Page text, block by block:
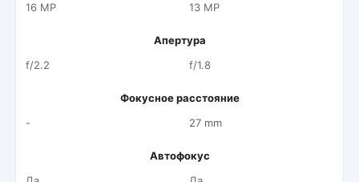
16 MP
13 MP
Апертура
f/2.2
f/1.8
Фокусное расстояние
-
27 mm
Автофокус